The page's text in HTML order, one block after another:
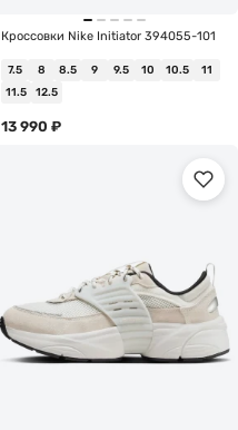
Кроссовки Nike Initiator 394055-101
7.5 8 8.5 9 9.5 10 10.5
11
11.5
12.5
13 990 ₽